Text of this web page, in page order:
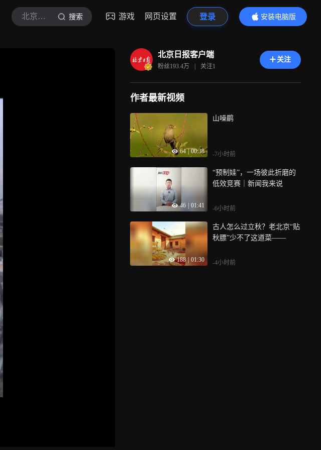
北京日报客户端 搜索 游戏 网页设置 登录
安装电脑版
内容更精彩
北京日报客户端
粉丝193.4万 | 关注1
关注
作者最新视频
64 | 00:38
山噪鹛
-7小时前
46 01:41
“预制娃”，一场彼此折磨的
低效竞赛｜新闻我来说
-6小时前
188 01:30
古人怎么过立秋？老北京“贴
秋膘”少不了这道菜——
-4小时前